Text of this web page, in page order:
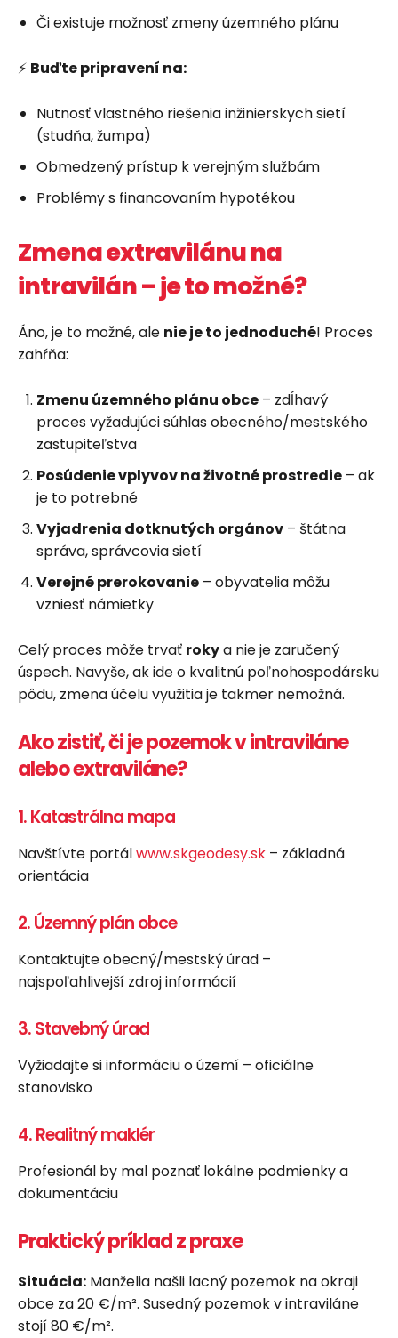
Či existuje možnosť zmeny územného plánu
⚡ Buďte pripravení na:
Nutnosť vlastného riešenia inžinierskych sietí
(studňa, žumpa)
Obmedzený prístup k verejným službám
Problémy s financovaním hypotékou
Zmena extravilánu na
intravilán – je to možné?
Áno, je to možné, ale nie je to jednoduché! Proces
zahŕňa:
Zmenu územného plánu obce – zdĺhavý
proces vyžadujúci súhlas obecného/mestského
zastupiteľstva
Posúdenie vplyvov na životné prostredie – ak
je to potrebné
Vyjadrenia dotknutých orgánov – štátna
správa, správcovia sietí
Verejné prerokovanie – obyvatelia môžu
vzniesť námietky
Celý proces môže trvať rokya nie je zaručený
úspech. Navyše, ak ide o kvalitnú poľnohospodársku
pôdu, zmena účelu využitia je takmer nemožná.
Ako zistiť, či je pozemok v intraviláne
alebo extraviláne?
1. Katastrálna mapa
Navštívte portálwww.skgeodesy.sk – základná
orientácia
2. Územný plán obce
Kontaktujte obecný/mestský úrad –
najspoľahlivejší zdroj informácií
3. Stavebný úrad
Vyžiadajte si informáciu o území – oficiálne
stanovisko
4. Realitný maklér
Profesionál by mal poznať lokálne podmienky a
dokumentáciu
Praktický príklad z praxe
Situácia: Manželia našli lacný pozemok na okraji
obce za 20 €/m². Susedný pozemok v intraviláne
stojí 80 €/m².